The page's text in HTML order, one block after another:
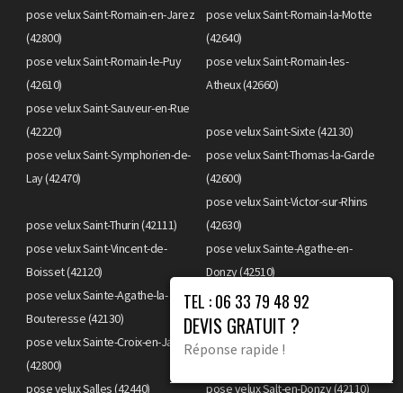
pose velux Saint-Romain-en-Jarez
(42800)
pose velux Saint-Romain-la-Motte
(42640)
pose velux Saint-Romain-le-Puy
(42610)
pose velux Saint-Romain-les-
Atheux (42660)
pose velux Saint-Sauveur-en-Rue
(42220)
pose velux Saint-Sixte (42130)
pose velux Saint-Symphorien-de-
Lay (42470)
pose velux Saint-Thomas-la-Garde
(42600)
pose velux Saint-Thurin (42111)
pose velux Saint-Victor-sur-Rhins
(42630)
pose velux Saint-Vincent-de-
Boisset (42120)
pose velux Sainte-Agathe-en-
Donzy (42510)
pose velux Sainte-Agathe-la-
Bouteresse (42130)
pose velux Sainte-Colombe-sur-
Gand (42540)
pose velux Sainte-Croix-en-Jarez
(42800)
pose velux Sainte-Foy-Saint-
pose velux Salles (42440)
pose velux Salt-en-Donzy (42110)
TEL : 06 33 79 48 92
DEVIS GRATUIT ?
Réponse rapide !